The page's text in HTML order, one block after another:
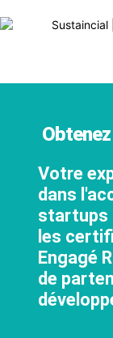
Votre
dans
startups
les
Engagé
de